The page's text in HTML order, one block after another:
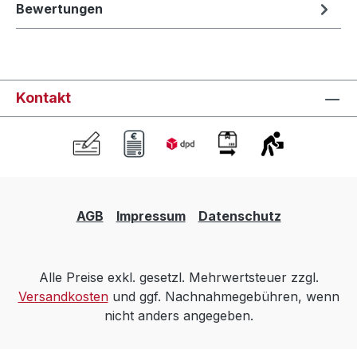
Bewertungen
Kontakt
AGB Impressum Datenschutz
Alle Preise exkl. gesetzl. Mehrwertsteuer zzgl.
Versandkostenund ggf. Nachnahmegebühren, wenn
nicht anders angegeben.